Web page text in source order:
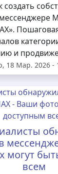
создать
и
18 Мар. 2026 -
могут
всем